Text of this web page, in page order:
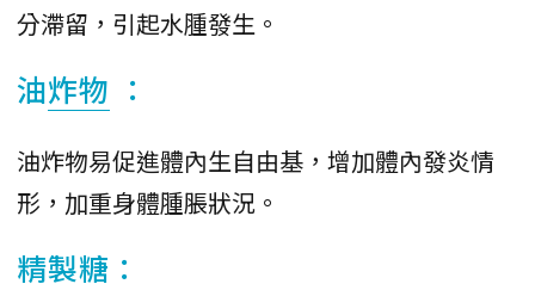
分滯留，引起水腫發生。
油炸物 ：
油炸物易促進體內生自由基，增加體內發炎情
形，加重身體腫脹狀況。
精製糖：